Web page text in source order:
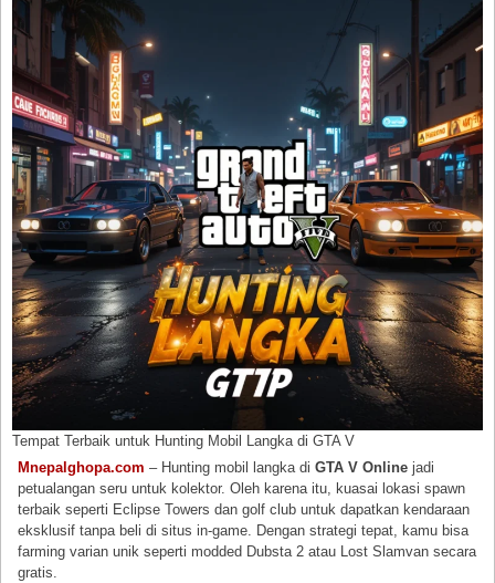
Tempat Terbaik untuk Hunting Mobil Langka di GTA V
Mnepalghopa.com – Hunting mobil langka diGTA V Online jadi
petualangan seru untuk kolektor. Oleh karena itu, kuasai lokasi spawn
terbaik seperti Eclipse Towers dan golf club untuk dapatkan kendaraan
eksklusif tanpa beli di situs in-game. Dengan strategi tepat, kamu bisa
farming varian unik seperti modded Dubsta 2 atau Lost Slamvan secara
gratis.